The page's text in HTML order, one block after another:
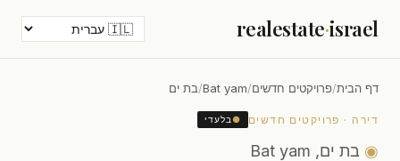
realestate·israel
דף הבית/פרויקטים חדשים/
Bat yam
/בת ים
דירה · פרויקטים חדשים ● בלעדי
◉ בת ים, Bat yam